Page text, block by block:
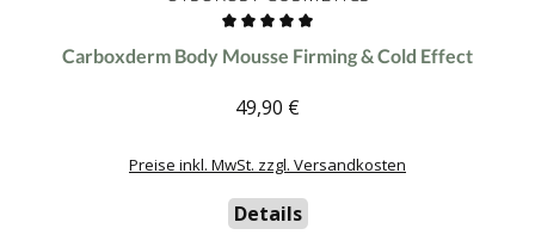
Durchschnittliche Bewertung von 0 von 5 Sternen
Carboxderm Body Mousse Firming & Cold Effect
Regulärer Preis:
49,90 €
Preise inkl. MwSt. zzgl. Versandkosten
Details